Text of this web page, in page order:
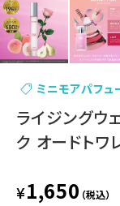
ミニモアパフュ
ライジングウ
ク オードト
¥1,650 （税込）